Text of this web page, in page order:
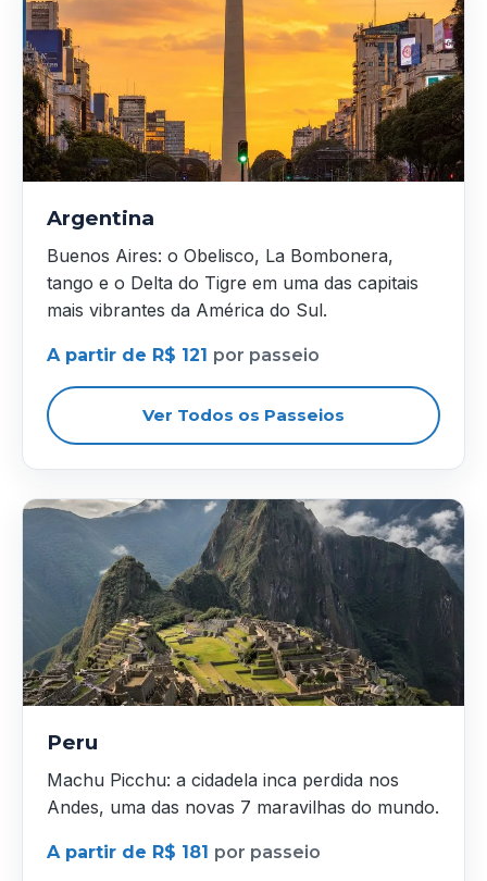
Argentina
Buenos Aires: o Obelisco, La Bombonera,
tango e o Delta do Tigre em uma das capitais
mais vibrantes da América do Sul.
A partir de R$ 121 por passeio
Ver Todos os Passeios
Peru
Machu Picchu: a cidadela inca perdida nos
Andes, uma das novas 7 maravilhas do mundo.
A partir de R$ 181 por passeio